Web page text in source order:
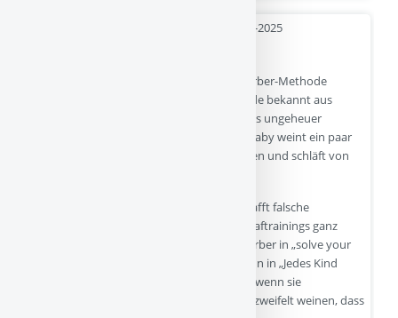
- 16-12-2025
Liest man den Beitrag , so erscheint die Ferber-Methode
(„kontrolliertes Schreienlassen“, hierzulande bekannt aus
„Jedes Kind kann schlafen lernen“) als etwas ungeheuer
Effektives, ja, eine Art Wundermittel. Das Baby weint ein paar
Minuten – dann hat es den Trick verstanden und schläft von
Nur: Das ist eine Art Greenwashing, es schafft falsche
Erwartungen, denn sehr häufig sehen Schlaftrainings ganz
anders aus, und davon ist auch Richard Ferber in „solve your
child´s sleep problems“ und Frau Kast-Zahn in „Jedes Kind
kann schlafen lernen“ ausgegangen. Etwa, wenn sie
beschreiben, dass Babys dann auch so verzweifelt weinen, dass